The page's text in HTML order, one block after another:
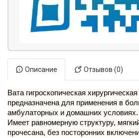
Описание Отзывов (0)
Вата гигроскопическая
предназначена для применения в
амбулаторных и домашних условиях.
Имеет равномерную структуру,
прочесана, без посторонних